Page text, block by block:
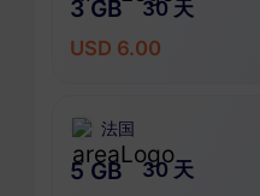
3 GB
30 天
USD 6.00
法国
5 GB
30 天